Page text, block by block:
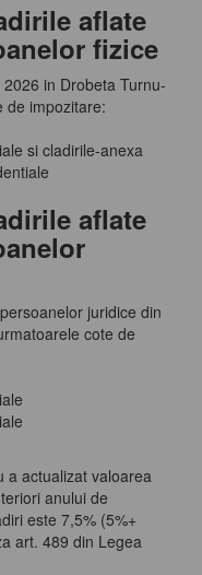
aflate
fizice
in Drobeta Turnu-
de impozitare:
si cladirile-anexa
aflate
juridice din
cote de
a actualizat valoarea
anului de
este 7,5% (5%+
art. 489 din Legea